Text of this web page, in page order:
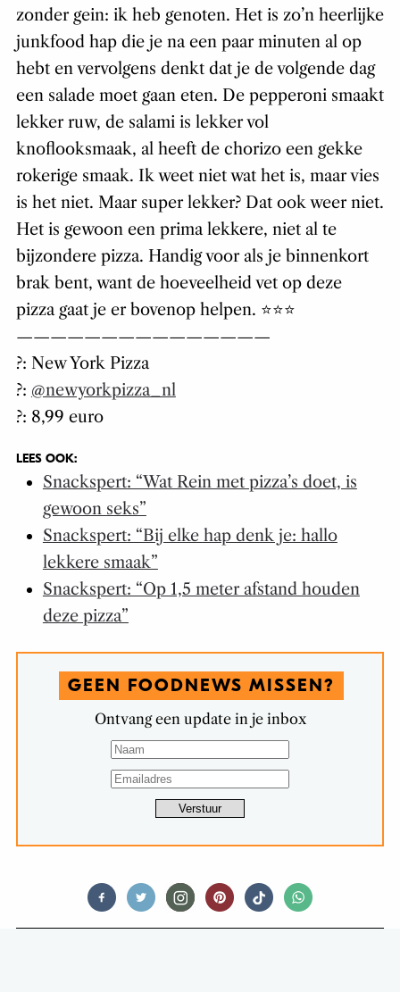
zonder gein: ik heb genoten. Het is zo’n heerlijke
junkfood hap die je na een paar minuten al op
hebt en vervolgens denkt dat je de volgende dag
een salade moet gaan eten. De pepperoni smaakt
lekker ruw, de salami is lekker vol
knoflooksmaak, al heeft de chorizo een gekke
rokerige smaak. Ik weet niet wat het is, maar vies
is het niet. Maar super lekker? Dat ook weer niet.
Het is gewoon een prima lekkere, niet al te
bijzondere pizza. Handig voor als je binnenkort
brak bent, want de hoeveelheid vet op deze
pizza gaat je er bovenop helpen. ⭐️⭐️⭐️
———————————————
?: New York Pizza
?: @newyorkpizza_nl
?: 8,99 euro
LEES OOK:
Snackspert: “Wat Rein met pizza’s doet, is
gewoon seks”
Snackspert: “Bij elke hap denk je: hallo
lekkere smaak”
Snackspert: “Op 1,5 meter afstand houden
deze pizza”
GEEN FOODNEWS MISSEN?
Ontvang een update in je inbox